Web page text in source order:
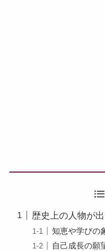
歴史上の人物が
知恵や学びの
自己成長の願